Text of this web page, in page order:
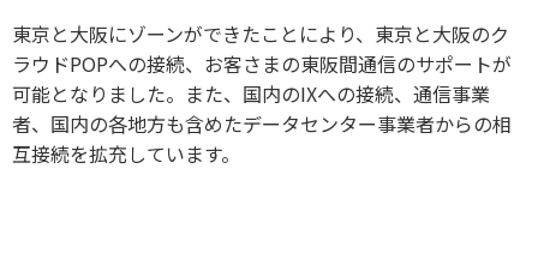
東京と大阪にゾーンができたことにより、東京と大阪のク
ラウドPOPへの接続、お客さまの東阪間通信のサポートが
可能となりました。また、国内のIXへの接続、通信事業
者、国内の各地方も含めたデータセンター事業者からの相
互接続を拡充しています。